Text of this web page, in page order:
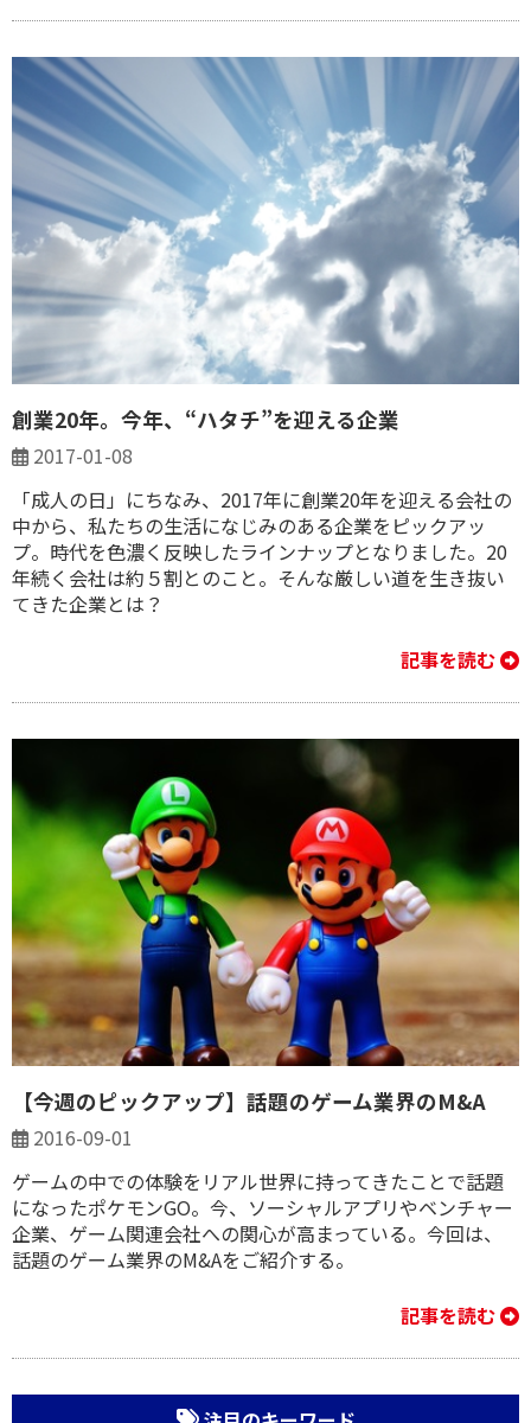
創業20年。今年、“ハタチ”を迎える企業
2017-01-08
「成人の日」にちなみ、2017年に創業20年を迎える会社の
中から、私たちの生活になじみのある企業をピックアッ
プ。時代を色濃く反映したラインナップとなりました。20
年続く会社は約５割とのこと。そんな厳しい道を生き抜い
てきた企業とは？
記事を読む
【今週のピックアップ】話題のゲーム業界のM&A
2016-09-01
ゲームの中での体験をリアル世界に持ってきたことで話題
になったポケモンGO。今、ソーシャルアプリやベンチャー
企業、ゲーム関連会社への関心が高まっている。今回は、
話題のゲーム業界のM&Aをご紹介する。
記事を読む